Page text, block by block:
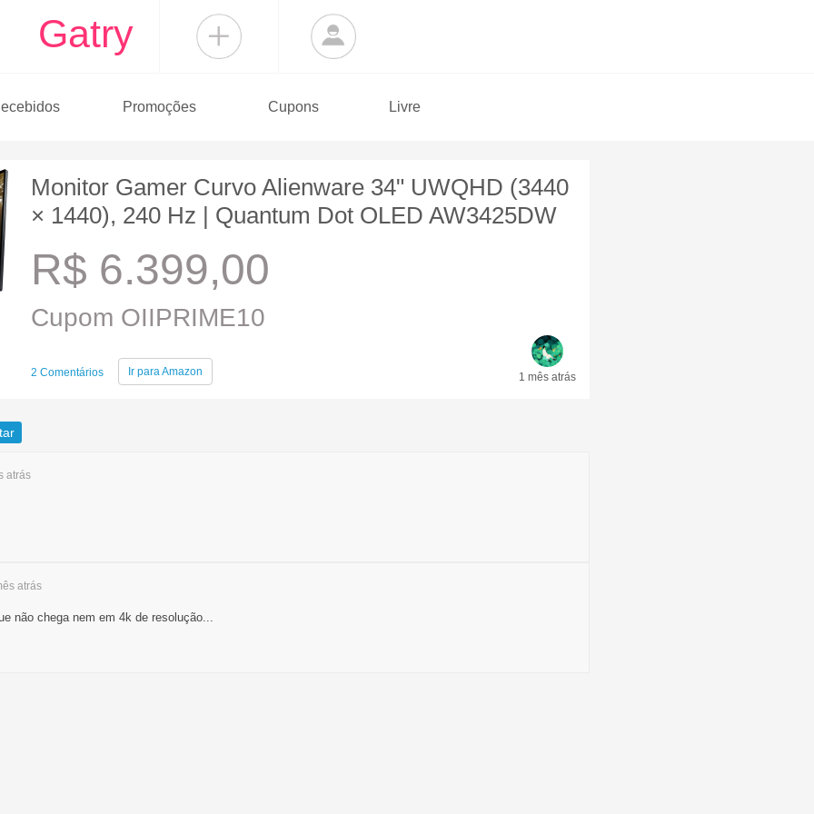
Gatry
Promoções Cupons Livre
Monitor Gamer Curvo Alienware 34" UWQHD (3440
× 1440), 240 Hz | Quantum Dot OLED AW3425DW
R$ 6.399,00
Cupom OIIPRIME10
2 Comentários Ir paraAmazon 1 mês atrás
atrás
atrás
não chega nem em 4k de resolução...